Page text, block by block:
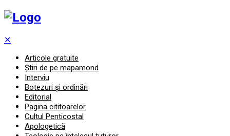
✕
Articole gratuite
Știri de pe mapamond
Interviu
Botezuri și ordinări
Editorial
Pagina cititoarelor
Cultul Penticostal
Apologetică